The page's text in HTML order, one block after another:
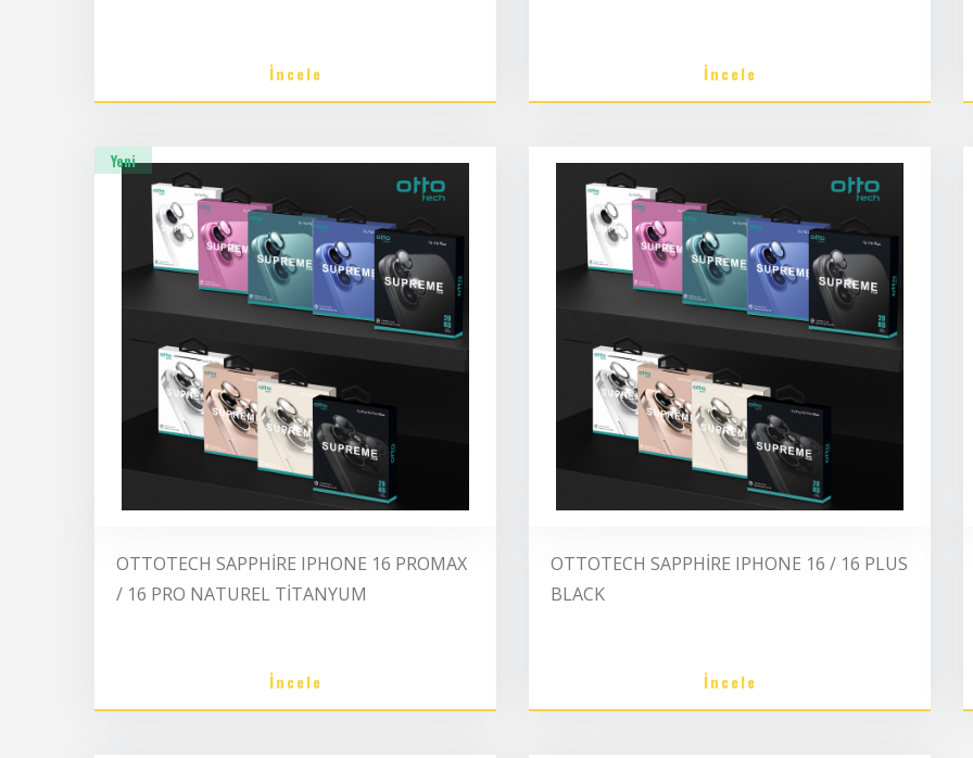
İncele İncele
Yeni
OTTOTECH SAPPHİRE IPHONE 16 PROMAX
/ 16 PRO NATUREL TİTANYUM
İncele
OTTOTECH SAPPHİRE IPHONE 16 / 16 PLUS
BLACK
İncele